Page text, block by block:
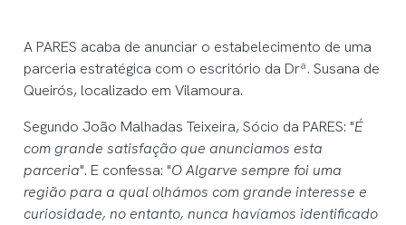
A PARES acaba de anunciar o estabelecimento de uma
parceria estratégica com o escritório da Drª. Susana de
Queirós, localizado em Vilamoura.
Segundo João Malhadas Teixeira, Sócio da PARES: "É
com grande satisfação que anunciamos esta
parceria". E confessa: "O Algarve sempre foi uma
região para a qual olhámos com grande interesse e
curiosidade, no entanto, nunca havíamos identificado